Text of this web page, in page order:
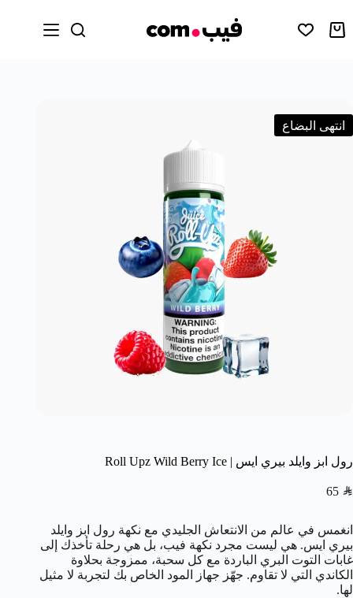
انتهى البضاع
رول ابز وايلد بيري ايس | Roll Upz Wild Berry Ice
65 SAR
انغمس في عالم من الانتعاش الجليدي مع نكهة رول ابز وايلد
بيري ايس. هي ليست مجرد نكهة فيب، بل هي رحلة تأخذك إلى
غابات التوت البري الباردة مع كل سحبة، ممزوجة بحلاوة
الكاندي التي لا تقاوم. جهّز جهاز المود الخاص بك لتجربة لا مثيل
لها.